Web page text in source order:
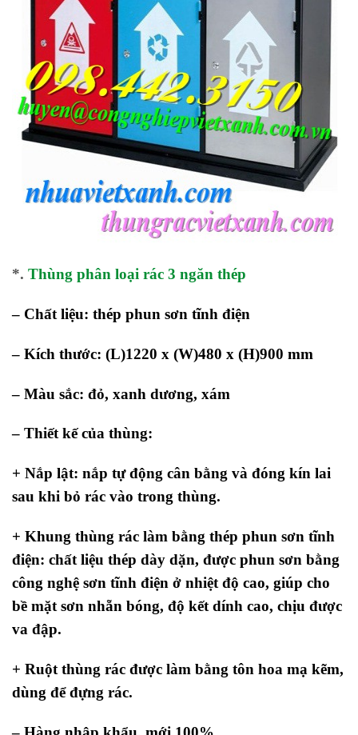
*. Thùng phân loại rác 3 ngăn thép
– Chất liệu: thép phun sơn tĩnh điện
– Kích thước: (L)1220 x (W)480 x (H)900 mm
– Màu sắc: đỏ, xanh dương, xám
– Thiết kế của thùng:
+ Nắp lật: nắp tự động cân bằng và đóng kín lai
sau khi bỏ rác vào trong thùng.
+ Khung thùng rác làm bằng thép phun sơn tĩnh
điện: chất liệu thép dày dặn, được phun sơn bằng
công nghệ sơn tĩnh điện ở nhiệt độ cao, giúp cho
bề mặt sơn nhẵn bóng, độ kết dính cao, chịu được
va đập.
+ Ruột thùng rác được làm bằng tôn hoa mạ kẽm,
dùng để đựng rác.